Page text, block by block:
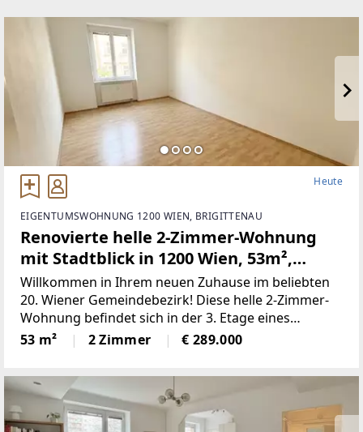
Heute
EIGENTUMSWOHNUNG 1200 WIEN, BRIGITTENAU
Renovierte helle 2-Zimmer-Wohnung
mit Stadtblick in 1200 Wien, 53m²,
289.000 €
Willkommen in Ihrem neuen Zuhause im beliebten
20. Wiener Gemeindebezirk! Diese helle 2-Zimmer-
Wohnung befindet sich in der 3. Etage eines
gepflegten Hauses und bietet auf 53 m² Wohnfläche
alles, was das Herz begehrt.Der durchdachte
53 m² 2 Zimmer € 289.000